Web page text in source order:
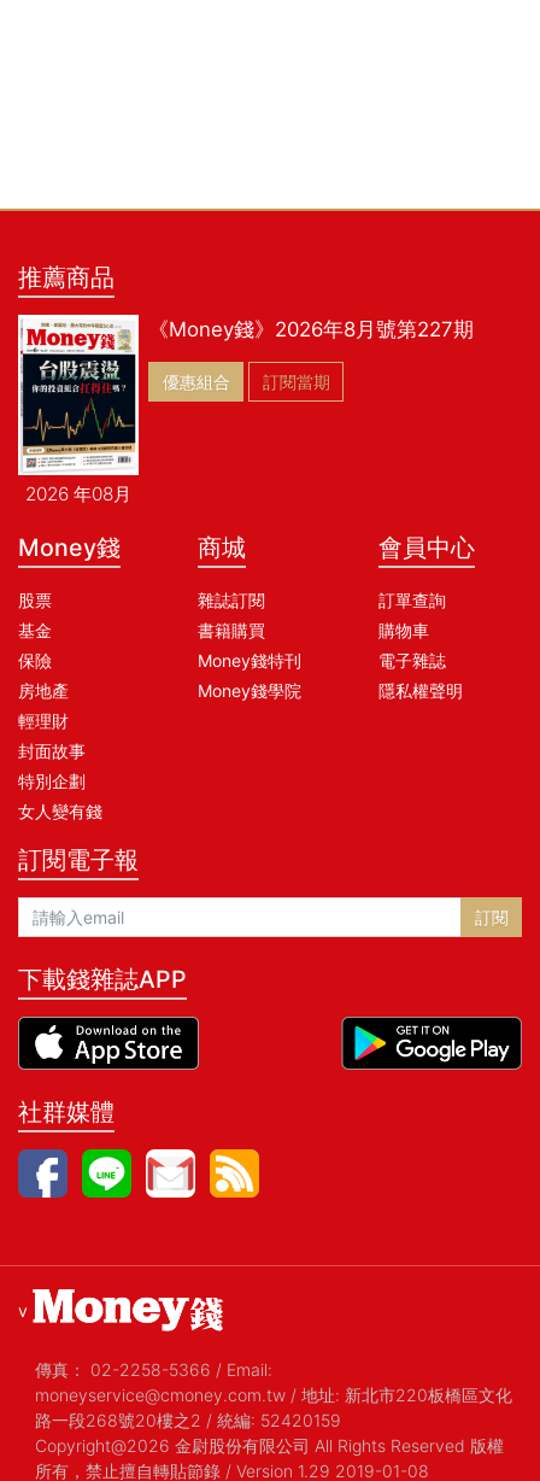
推薦商品
2026 年08月
《Money錢》2026年8月號第227期
優惠組合 訂閱當期
Money錢
股票
基金
保險
房地產
輕理財
封面故事
特別企劃
女人變有錢
商城
雜誌訂閱
書籍購買
Money錢特刊
Money錢學院
會員中心
訂單查詢
購物車
電子雜誌
隱私權聲明
訂閱電子報
訂閱
下載錢雜誌APP
社群媒體
v
傳真： 02-2258-5366 / Email:
moneyservice@cmoney.com.tw / 地址: 新北市220板橋區文化
路一段268號20樓之2 / 統編: 52420159
Copyright@2026 金尉股份有限公司 All Rights Reserved 版權
所有，禁止擅自轉貼節錄 / Version 1.29 2019-01-08